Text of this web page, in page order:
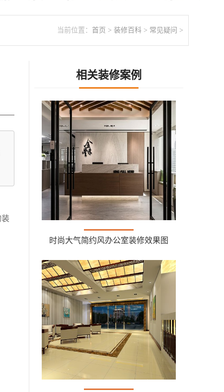
当前位置： 首页 > 装修百科 > 常见疑问 >
相关装修案例
时尚大气简约风办公室装修效果图